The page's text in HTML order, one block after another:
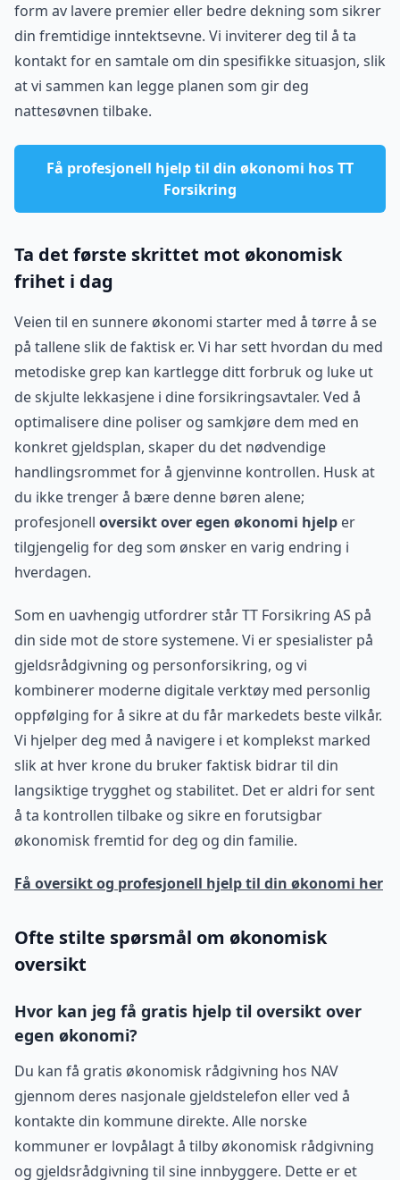
form av lavere premier eller bedre dekning som sikrer
din fremtidige inntektsevne. Vi inviterer deg til å ta
kontakt for en samtale om din spesifikke situasjon, slik
at vi sammen kan legge planen som gir deg
nattesøvnen tilbake.
Få profesjonell hjelp til din økonomi hos TT
Forsikring
Ta det første skrittet mot økonomisk
frihet i dag
Veien til en sunnere økonomi starter med å tørre å se
på tallene slik de faktisk er. Vi har sett hvordan du med
metodiske grep kan kartlegge ditt forbruk og luke ut
de skjulte lekkasjene i dine forsikringsavtaler. Ved å
optimalisere dine poliser og samkjøre dem med en
konkret gjeldsplan, skaper du det nødvendige
handlingsrommet for å gjenvinne kontrollen. Husk at
du ikke trenger å bære denne børen alene;
profesjonell oversikt over egen økonomi hjelp er
tilgjengelig for deg som ønsker en varig endring i
hverdagen.
Som en uavhengig utfordrer står TT Forsikring AS på
din side mot de store systemene. Vi er spesialister på
gjeldsrådgivning og personforsikring, og vi
kombinerer moderne digitale verktøy med personlig
oppfølging for å sikre at du får markedets beste vilkår.
Vi hjelper deg med å navigere i et komplekst marked
slik at hver krone du bruker faktisk bidrar til din
langsiktige trygghet og stabilitet. Det er aldri for sent
å ta kontrollen tilbake og sikre en forutsigbar
økonomisk fremtid for deg og din familie.
Få oversikt og profesjonell hjelp til din økonomi her
Ofte stilte spørsmål om økonomisk
oversikt
Hvor kan jeg få gratis hjelp til oversikt over
egen økonomi?
Du kan få gratis økonomisk rådgivning hos NAV
gjennom deres nasjonale gjeldstelefon eller ved å
kontakte din kommune direkte. Alle norske
kommuner er lovpålagt å tilby økonomisk rådgivning
og gjeldsrådgivning til sine innbyggere. Dette er et